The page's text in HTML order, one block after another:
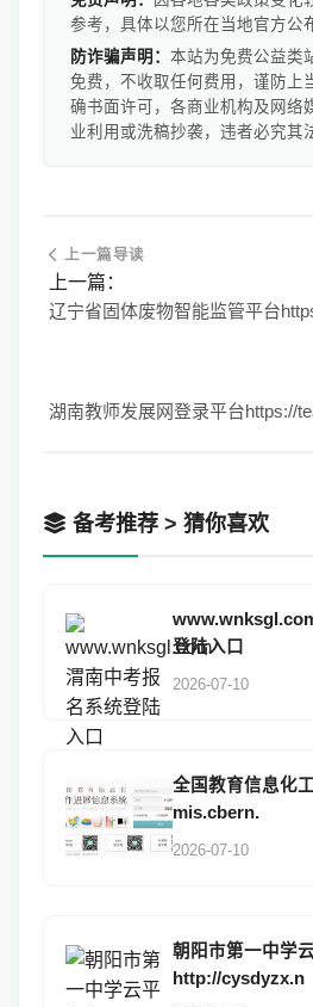
参考，具体以您所在当地官方公
防诈骗声明： 本站为免费公益类
免费，不收取任何费用，谨防上
确书面许可，各商业机构及网络
业利用或洗稿抄袭，违者必究其
上一篇导读
上一篇：
辽宁省固体废物智能监管平台
备考推荐 > 猜你喜欢
登陆入口
2026-07-10
全国教育信息化
mis.cbern.
2026-07-10
朝阳市第一中学
http://cysdyzx.n